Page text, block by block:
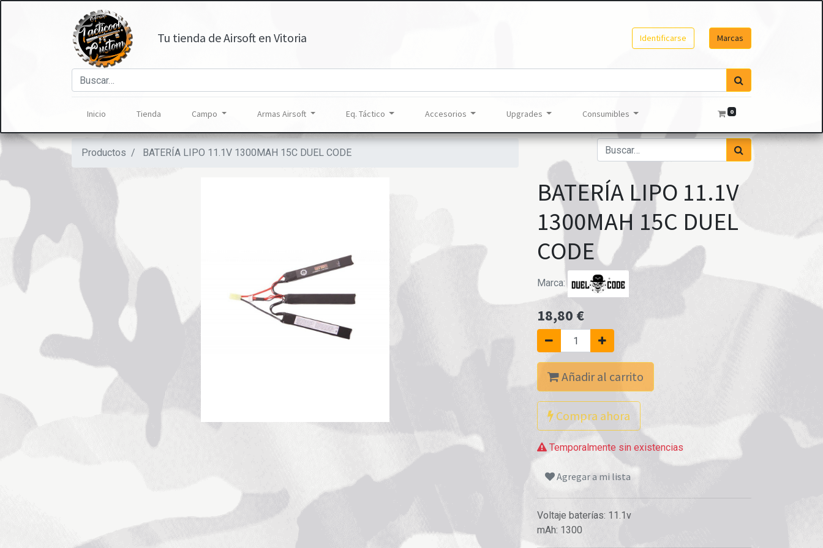
Tu tienda de Airsoft en Vitoria Identificarse Marcas
Inicio Tienda Campo Armas Airsoft Eq. Táctico Accesorios Upgrades Consumibles 0
Productos BATERÍA LIPO 11.1V 1300MAH 15C DUEL CODE
BATERÍA LIPO 11.1V
1300MAH 15C DUEL
CODE
Marca:
18,80 €
Añadir al carrito
Compra ahora
Temporalmente sin existencias
Agregar a mi lista
Voltaje baterías: 11.1v
mAh: 1300